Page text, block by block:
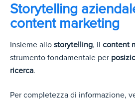
Storytelling
content marketing
Insieme allo storytelling, il content
strumento fondamentale per
ricerca.
Per completezza di informazione,